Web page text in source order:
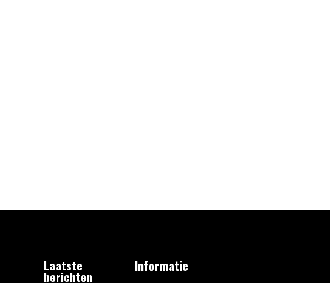
Laatste
berichten
Informatie